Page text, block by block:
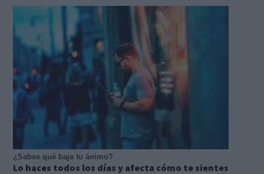
¿Sabes qué baja tu ánimo?
Lo haces todos los días y afecta cómo te sientes